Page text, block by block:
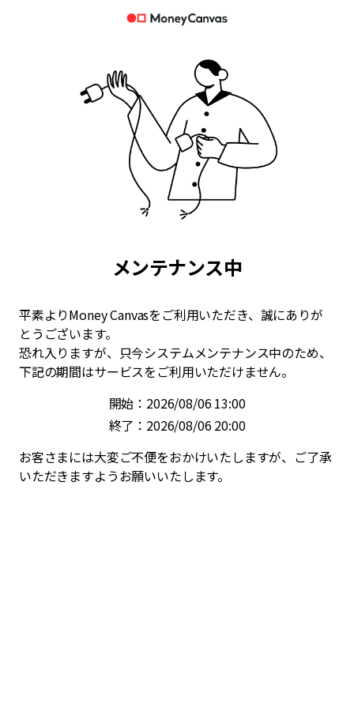
メンテナンス中
平素よりMoney Canvasをご利用いただき、誠にありが
とうございます。
恐れ入りますが、只今システムメンテナンス中のため、
下記の期間はサービスをご利用いただけません。
開始：2026/08/06 13:00
終了：2026/08/06 20:00
お客さまには大変ご不便をおかけいたしますが、ご了承
いただきますようお願いいたします。